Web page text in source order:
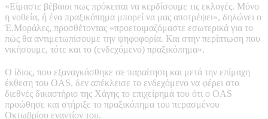
«Είμαστε βέβαιοι πως πρόκειται να κερδίσουμε τις εκλογές. Μόνο
η νοθεία, ή ένα πραξικόπημα μπορεί να μας αποτρέψει», δηλώνει ο
Έ.Μοράλες, προσθέτοντας «προετοιμαζόμαστε εσωτερικά για το
πώς θα αντιμετωπίσουμε την ψηφοφορία. Και στην περίπτωση που
νικήσουμε, τότε και το (ενδεχόμενο) πραξικόπημα».
Ο ίδιος, που εξαναγκάσθηκε σε παραίτηση και μετά την επίμαχη
έκθεση του OAS, δεν απέκλεισε το ενδεχόμενο να φέρει στο
διεθνές δικαστήριο της Χάγης το επιχείρημά του ότι ο ΟAS
προώθησε και στήριξε το πραξικόπημα του περασμένου
Οκτωβρίου εναντίον του.